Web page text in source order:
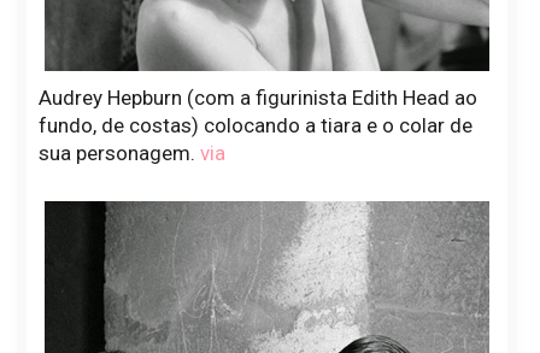
Audrey Hepburn (com a figurinista Edith Head ao
fundo, de costas) colocando a tiara e o colar de
sua personagem. via